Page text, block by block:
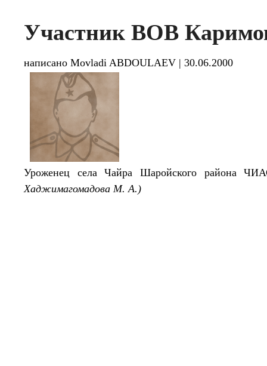
Участник ВОВ
написано Movladi ABDOULAEV | 30.06.2000
Уроженец села Чайра Шаройского района
Хаджимагомадова М. А.)